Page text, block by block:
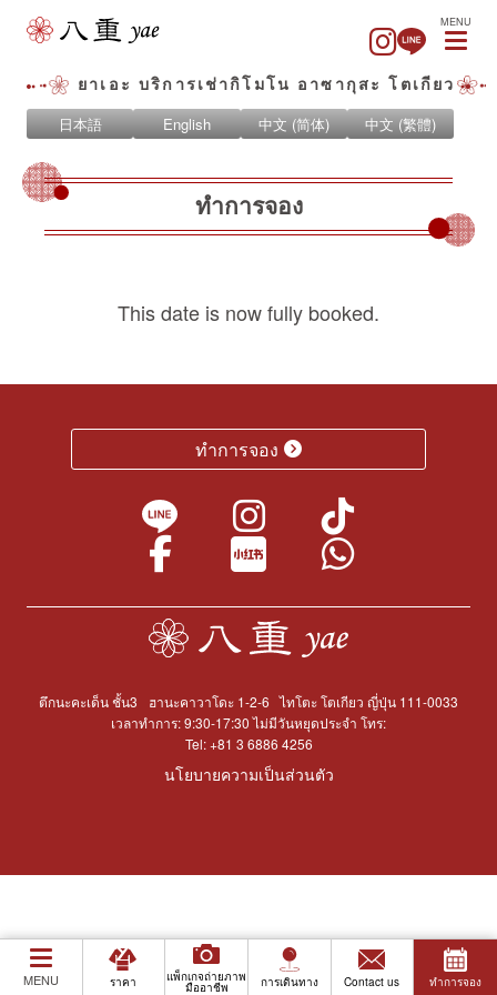
ยาเอะ บริการเช่ากิโมโน อาซากุสะ โตเกียว
日本語 English 中文 (简体) 中文 (繁體)
MENU
MENU ราคา แพ็กเกจถ่ายภาพ
มืออาชีพ การเดินทาง Contact us ทำการจอง
ทำการจอง
This date is now fully booked.
ทำการจอง
ตึกนะคะเด็น ชั้น3 ฮานะคาวาโดะ 1-2-6 ไทโตะ โตเกียว ญี่ปุ่น 111-0033
เวลาทำการ: 9:30-17:30 ไม่มีวันหยุดประจำ โทร:
Tel:+81 3 6886 4256
นโยบายความเป็นส่วนตัว